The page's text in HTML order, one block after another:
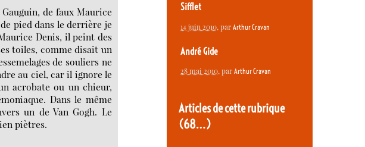
de faux Maurice
pied dans le derrière je
Denis, il peint des
toiles, comme disait un
de souliers ne
au ciel, car il ignore le
acrobate ou un chieur,
Dans le même
un de Van Gogh. Le
piètres.
Sifflet
14 juin 2010, par Arthur Cravan
André Gide
28 mai 2010, par Arthur Cravan
Articles de cette rubrique
(68…)